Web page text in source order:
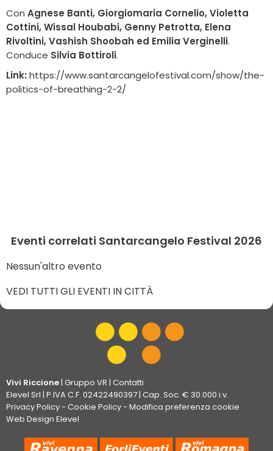
Con Agnese Banti, Giorgiomaria Cornelio, Violetta
Cottini, Wissal Houbabi, Genny Petrotta, Elena
Rivoltini, Vashish Shoobah ed Emilia Verginelli.
Conduce Silvia Bottiroli.
Link: https://www.santarcangelofestival.com/show/the-
politics-of-breathing-2-2/
Eventi correlati Santarcangelo Festival 2026
Nessun'altro evento
VEDI TUTTI GLI EVENTI IN CITTÀ
Vivi Riccione| Gruppo VR | Contatti
Elevel Srl | P.IVA C.F. 02422490397 | Cap. Soc. € 30.000 i.v.
Privacy Policy- Cookie Policy- Modifica preferenza cookie
Web Design Elevel